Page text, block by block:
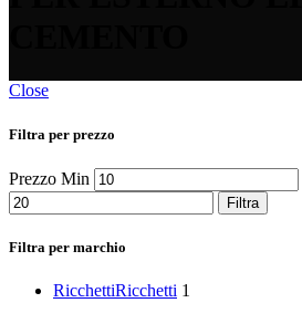
Close
Filtra per prezzo
Prezzo Min
Filtra
Filtra per marchio
RicchettiRicchetti 1